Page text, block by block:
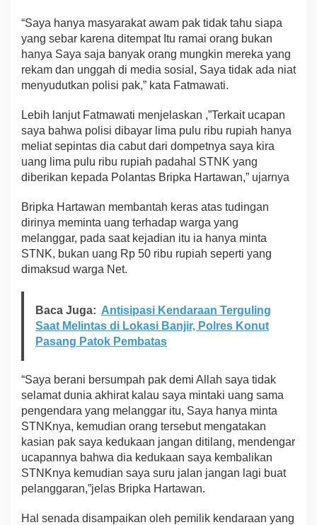
“Saya hanya masyarakat awam pak tidak tahu siapa
yang sebar karena ditempat Itu ramai orang bukan
hanya Saya saja banyak orang mungkin mereka yang
rekam dan unggah di media sosial, Saya tidak ada niat
menyudutkan polisi pak,” kata Fatmawati.
Lebih lanjut Fatmawati menjelaskan ,”Terkait ucapan
saya bahwa polisi dibayar lima pulu ribu rupiah hanya
meliat sepintas dia cabut dari dompetnya saya kira
uang lima pulu ribu rupiah padahal STNK yang
diberikan kepada Polantas Bripka Hartawan,” ujarnya
Bripka Hartawan membantah keras atas tudingan
dirinya meminta uang terhadap warga yang
melanggar, pada saat kejadian itu ia hanya minta
STNK, bukan uang Rp 50 ribu rupiah seperti yang
dimaksud warga Net.
Baca Juga: Antisipasi Kendaraan Terguling
Saat Melintas di Lokasi Banjir, Polres Konut
Pasang Patok Pembatas
“Saya berani bersumpah pak demi Allah saya tidak
selamat dunia akhirat kalau saya mintaki uang sama
pengendara yang melanggar itu, Saya hanya minta
STNKnya, kemudian orang tersebut mengatakan
kasian pak saya kedukaan jangan ditilang, mendengar
ucapannya bahwa dia kedukaan saya kembalikan
STNKnya kemudian saya suru jalan jangan lagi buat
pelanggaran,”jelas Bripka Hartawan.
Hal senada disampaikan oleh pemilik kendaraan yang